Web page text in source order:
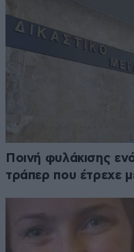
Ποινή φυλάκισης
τράπερ που έτρεχε